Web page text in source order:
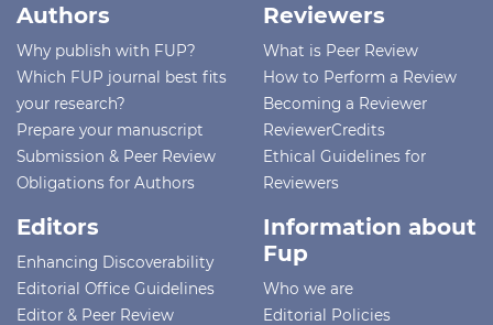
Authors
Why publish with FUP?
Which FUP journal best fits
your research?
Prepare your manuscript
Submission & Peer Review
Obligations for Authors
Reviewers
What is Peer Review
How to Perform a Review
Becoming a Reviewer
ReviewerCredits
Ethical Guidelines for
Reviewers
Editors
Enhancing Discoverability
Editorial Office Guidelines
Editor & Peer Review
Information about
Fup
Who we are
Editorial Policies